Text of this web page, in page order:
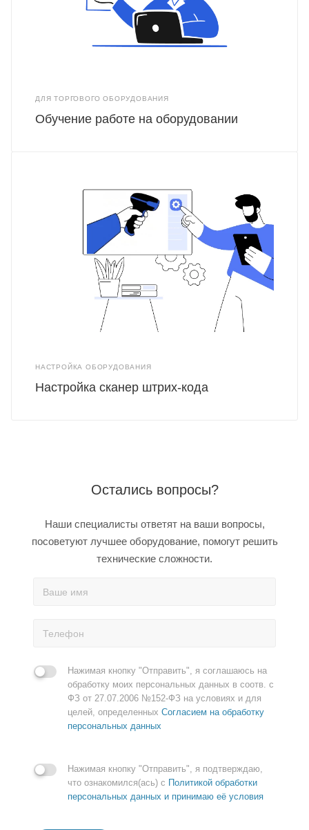
ДЛЯ ТОРГОВОГО ОБОРУДОВАНИЯ
Обучение работе на оборудовании
НАСТРОЙКА ОБОРУДОВАНИЯ
Настройка сканер штрих-кода
Остались вопросы?
Наши специалисты ответят на ваши вопросы,
посоветуют лучшее оборудование, помогут решить
технические сложности.
Нажимая кнопку "Отправить", я соглашаюсь на
обработку моих персональных данных в соотв. с
ФЗ от 27.07.2006 №152-ФЗ на условиях и для
целей, определенных Согласием на обработку
персональных данных
Нажимая кнопку "Отправить", я подтверждаю,
что ознакомился(ась) с Политикой обработки
персональных данных и принимаю её условия